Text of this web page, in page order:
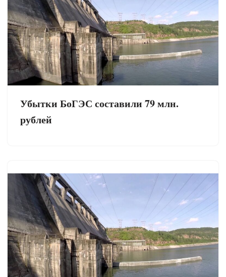
Убытки БоГЭС составили 79 млн.
рублей